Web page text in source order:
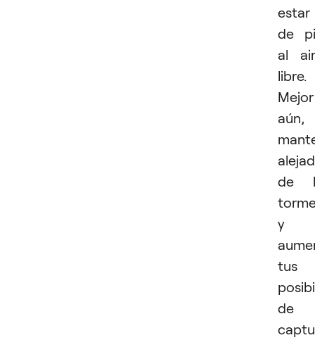
estar
de
al
libre.
Mejor
aún,
de
y
tus
de